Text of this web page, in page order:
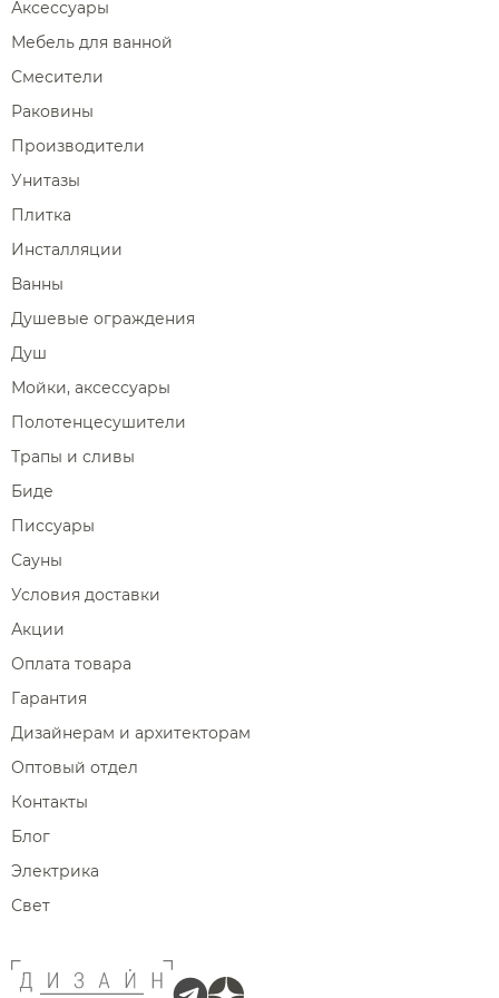
Аксессуары
Мебель для ванной
Смесители
Раковины
Производители
Унитазы
Плитка
Инсталляции
Ванны
Душевые ограждения
Душ
Мойки, аксессуары
Полотенцесушители
Трапы и сливы
Биде
Писсуары
Сауны
Условия доставки
Акции
Оплата товара
Гарантия
Дизайнерам и архитекторам
Оптовый отдел
Контакты
Блог
Электрика
Свет